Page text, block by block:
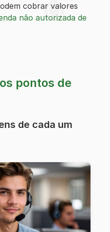
cobrar valores
não autorizada de
pontos de
de cada um